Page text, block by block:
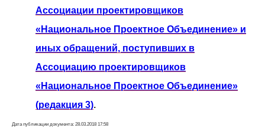
Ассоциации проектировщиков
«Национальное Проектное Объединение» и
иных обращений, поступивших в
Ассоциацию проектировщиков
«Национальное Проектное Объединение»
(редакция 3).
Дата публикации документа: 28.03.2018 17:58